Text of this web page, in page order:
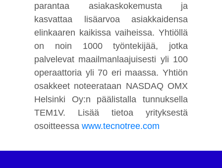
parantaa asiakaskokemusta ja
kasvattaa lisäarvoa asiakkaidensa
elinkaaren kaikissa vaiheissa. Yhtiöllä
on noin 1000 työntekijää, jotka
palvelevat maailmanlaajuisesti yli 100
operaattoria yli 70 eri maassa. Yhtiön
osakkeet noteerataan NASDAQ OMX
Helsinki Oy:n päälistalla tunnuksella
TEM1V. Lisää tietoa yrityksestä
osoitteessawww.tecnotree.com